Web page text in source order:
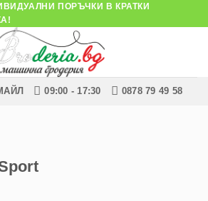
ПОРЪЧКИ В КРАТКИ
09:00 - 17:30 0878 79 49 58